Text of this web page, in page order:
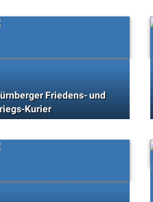
Friedens- und
Kurier